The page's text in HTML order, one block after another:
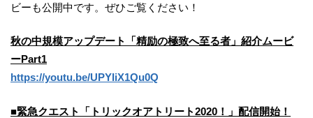
ビーも公開中です。ぜひご覧ください！
秋の中規模アップデート「精励の極致へ至る者」紹介ムービ
ーPart1
https://youtu.be/UPYIiX1Qu0Q
■緊急クエスト「トリックオアトリート2020！」配信開始！